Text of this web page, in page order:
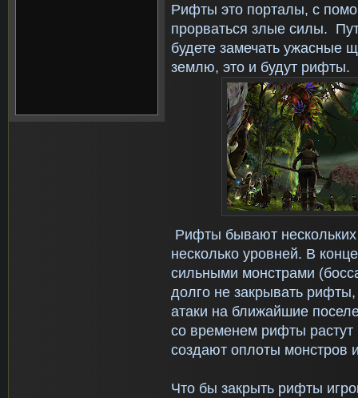
Рифты это порталы, с
прорваться злые силы.
будете замечать ужасные
землю, это и будут рифты.
Рифты бывают
несколько уровней. В
сильными монстрами
долго не закрывать рифты,
атаки на ближайшие
со временем рифты растут
создают оплоты монстров
Что бы закрыть рифты